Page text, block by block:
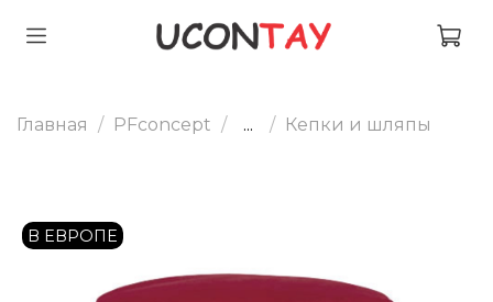
Главная PFconcept ... Кепки и шляпы
В ЕВРОПЕ